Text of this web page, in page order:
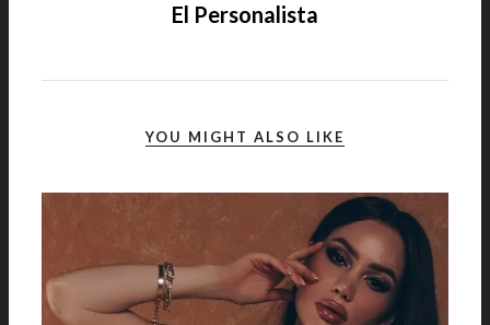
El Personalista
YOU MIGHT ALSO LIKE